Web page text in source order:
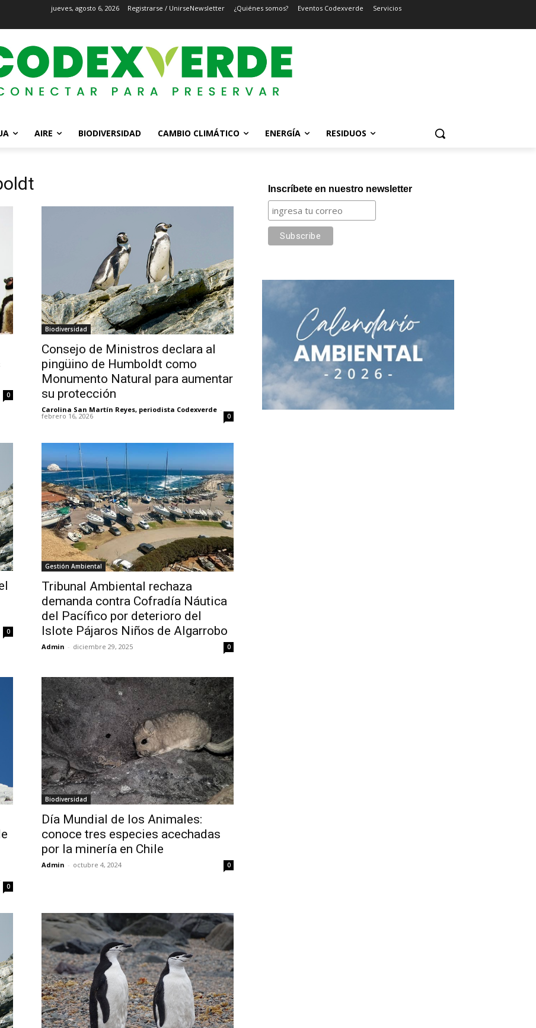
jueves, agosto 6, 2026 Registrarse / UnirseNewsletter ¿Quiénes somos? Eventos Codexverde Servicios
AIRE BIODIVERSIDAD CAMBIO CLIMÁTICO ENERGÍA RESIDUOS
0
Biodiversidad
Consejo de Ministros declara al
pingüino de Humboldt como
Monumento Natural para aumentar
su protección
Carolina San Martín Reyes, periodista Codexverde -
febrero 16, 2026 0
0
Gestión Ambiental
Tribunal Ambiental rechaza
demanda contra Cofradía Náutica
del Pacífico por deterioro del
Islote Pájaros Niños de Algarrobo
Admin - diciembre 29, 2025 0
-
0
Biodiversidad
Día Mundial de los Animales:
conoce tres especies acechadas
por la minería en Chile
Admin - octubre 4, 2024 0
Inscríbete en nuestro newsletter